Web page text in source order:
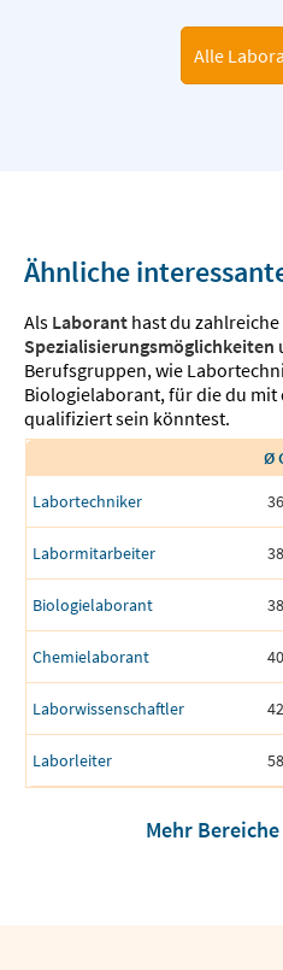
Alle
Ähnliche
Als Laborant hast du zahlreiche
Spezialisierungsmöglichkeiten
Berufsgruppen, wie
Biologielaborant,für die du mit
qualifiziert sein könntest.
Ø
Labortechniker
Labormitarbeiter
Biologielaborant
Chemielaborant
Laborwissenschaftler
Laborleiter
Mehr